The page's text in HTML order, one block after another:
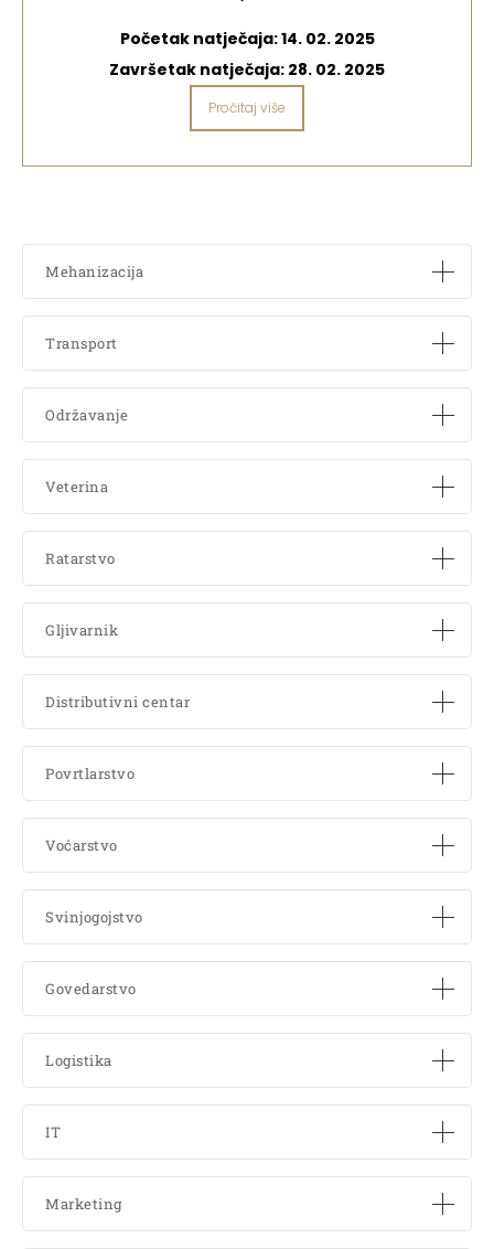
Početak natječaja:14. 02. 2025
Završetak natječaja: 28. 02. 2025
Pročitaj više
Mehanizacija
Transport
Održavanje
Veterina
Ratarstvo
Gljivarnik
Distributivni centar
Povrtlarstvo
Voćarstvo
Svinjogojstvo
Govedarstvo
Logistika
IT
Marketing